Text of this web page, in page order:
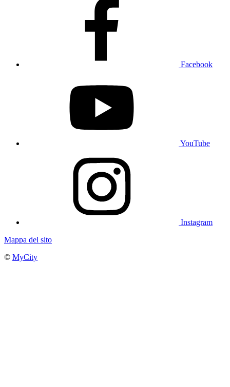
Facebook
YouTube
Instagram
Mappa del sito
© MyCity